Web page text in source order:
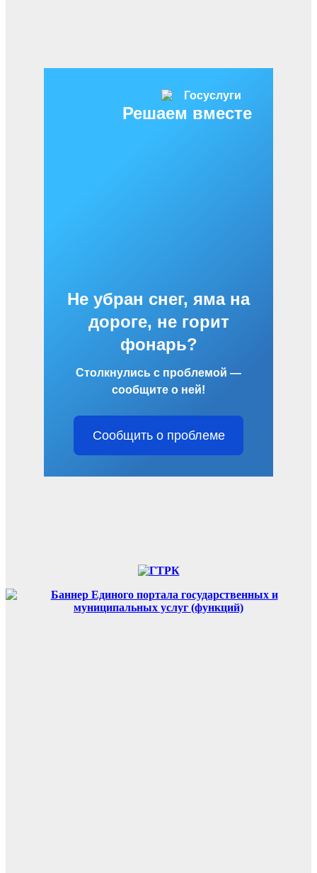
Решаем вместе
Не убран снег, яма на
дороге, не горит
фонарь?
Столкнулись с проблемой —
сообщите о ней!
Сообщить о проблеме